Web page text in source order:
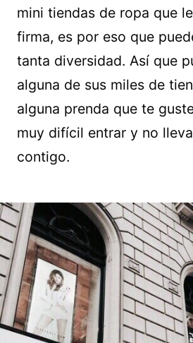
mini tiendas de ropa que
firma, es por eso que
tanta diversidad. Así que
alguna de sus miles de
alguna prenda que te
muy difícil entrar y no
contigo.